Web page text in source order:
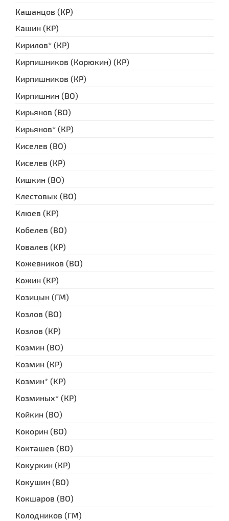
Кашанцов (КР)
Кашин (КР)
Кирилов* (КР)
Кирпишников (Корюкин) (КР)
Кирпишников (КР)
Кирпишнин (ВО)
Кирьянов (ВО)
Кирьянов* (КР)
Киселев (ВО)
Киселев (КР)
Кишкин (ВО)
Клестовых (ВО)
Клюев (КР)
Кобелев (ВО)
Ковалев (КР)
Кожевников (ВО)
Кожин (КР)
Козицын (ГМ)
Козлов (ВО)
Козлов (КР)
Козмин (ВО)
Козмин (КР)
Козмин* (КР)
Козминых* (КР)
Койкин (ВО)
Кокорин (ВО)
Кокташев (ВО)
Кокуркин (КР)
Кокушин (ВО)
Кокшаров (ВО)
Колодников (ГМ)